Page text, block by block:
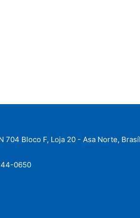
704 Bloco F, Loja 20 - Asa Norte,
0650